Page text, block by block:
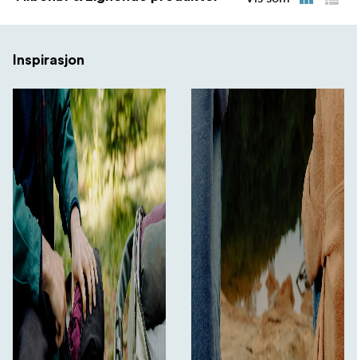
XX-Small: 31 g
X-Small: 45 g
Liten: 77 g
Materialer - Ultralette pakkbokser
Ultralett Terra Shell 40D ytterstoff er værbestandig,
100 % resirkulert og Bluesign-godkjent
Innvendig teipede sømmer med værbestandig
overflate- og baksidebelegg
PFAS-fri, vannavvisende behandling er et mer
miljøvennlig alternativ til standard DWR
Stoffet er løsningsfarget (kun Cloud-farge) for å
redusere vannforbruket betydelig
Super slitesterk, værbestandig UltraZip nr. 5 med
Inspirasjon